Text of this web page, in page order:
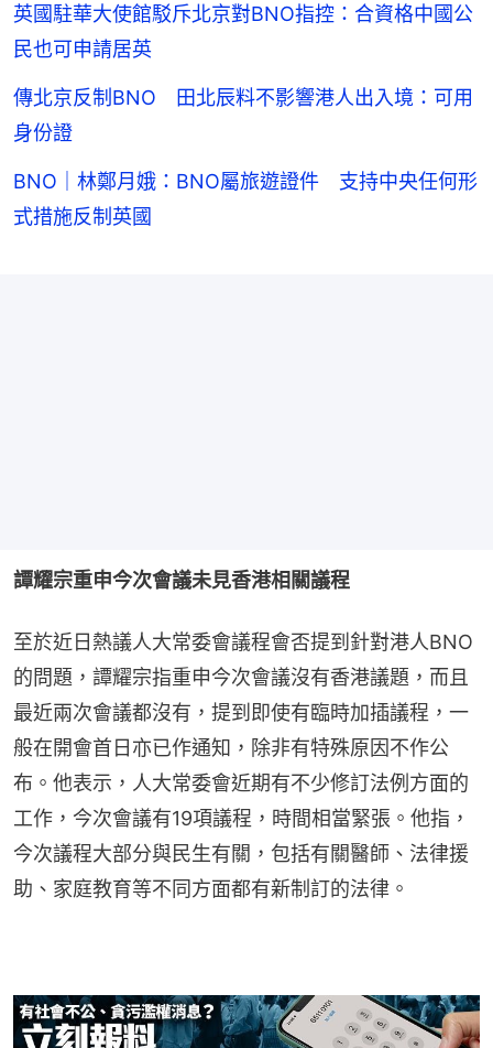
英國駐華大使館駁斥北京對BNO指控：合資格中國公
民也可申請居英
傳北京反制BNO 田北辰料不影響港人出入境：可用
身份證
BNO｜林鄭月娥：BNO屬旅遊證件 支持中央任何形
式措施反制英國
譚耀宗重申今次會議未見香港相關議程
至於近日熱議人大常委會議程會否提到針對港人BNO
的問題，譚耀宗指重申今次會議沒有香港議題，而且
最近兩次會議都沒有，提到即使有臨時加插議程，一
般在開會首日亦已作通知，除非有特殊原因不作公
布。他表示，人大常委會近期有不少修訂法例方面的
工作，今次會議有19項議程，時間相當緊張。他指，
今次議程大部分與民生有關，包括有關醫師、法律援
助、家庭教育等不同方面都有新制訂的法律。